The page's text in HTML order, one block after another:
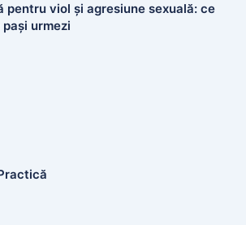
pentru viol și agresiune sexuală: ce
urmezi